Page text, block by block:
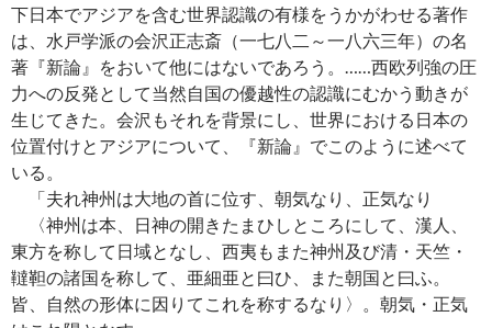
下日本でアジアを含む世界認識の有様をうかがわせる著作
は、水戸学派の会沢正志斎（一七八二～一八六三年）の名
著『新論』をおいて他にはないであろう。……西欧列強の圧
力への反発として当然自国の優越性の認識にむかう動きが
生じてきた。会沢もそれを背景にし、世界における日本の
位置付けとアジアについて、『新論』でこのように述べて
いる。
「夫れ神州は大地の首に位す、朝気なり、正気なり
〈神州は本、日神の開きたまひしところにして、漢人、
東方を称して日域となし、西夷もまた神州及び清・天竺・
韃靼の諸国を称して、亜細亜と曰ひ、また朝国と曰ふ。
皆、自然の形体に因りてこれを称するなり〉。朝気・正気